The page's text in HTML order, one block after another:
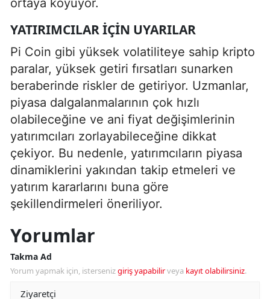
YATIRIMCILAR İÇIN UYARILAR
Pi Coin gibi yüksek volatiliteye sahip kripto
paralar, yüksek getiri fırsatları sunarken
beraberinde riskler de getiriyor. Uzmanlar,
piyasa dalgalanmalarının çok hızlı
olabileceğine ve ani fiyat değişimlerinin
yatırımcıları zorlayabileceğine dikkat
çekiyor. Bu nedenle, yatırımcıların piyasa
dinamiklerini yakından takip etmeleri ve
yatırım kararlarını buna göre
şekillendirmeleri öneriliyor.
Yorumlar
Takma Ad
Yorum yapmak için, istersenizgiriş yapabilirveya kayıt olabilirsiniz.